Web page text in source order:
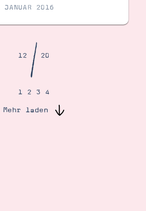
Datenschutz
2016
12/20
1 2 3 4
Mehr laden